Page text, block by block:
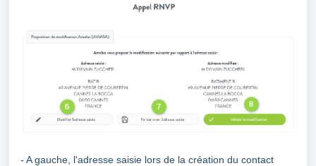
- A gauche, l'adresse saisie lors de la création du contact